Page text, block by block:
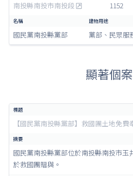
南投縣南投市南投段 1152
國民黨南投縣黨部 黨部、民眾服
顯著個案
【國民黨南投縣黨部】救國團土地免費
國民黨南投縣黨部位於南投縣南投市玉
於救國團贈與。